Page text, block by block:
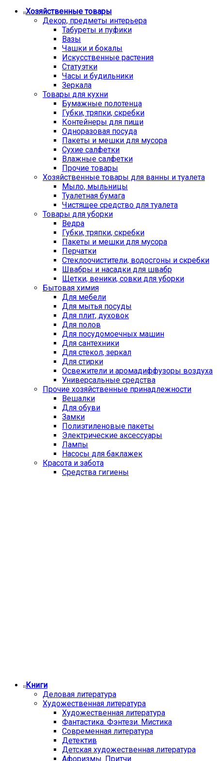
Хозяйственные товары
Декор, предметы интерьера
Табуреты и пуфики
Вазы
Чашки и бокалы
Искусственные растения
Статуэтки
Часы и будильники
Зеркала
Товары для кухни
Бумажные полотенца
Губки, тряпки, скребки
Контейнеры для пищи
Одноразовая посуда
Пакеты и мешки для мусора
Сухие салфетки
Влажные салфетки
Прочие товары
Хозяйственные товары для ванны и туалета
Мыло, мыльницы
Туалетная бумага
Чистящее средство для туалета
Товары для уборки
Ведра
Губки, тряпки, скребки
Пакеты и мешки для мусора
Перчатки
Стеклоочистители, водосгоны и скребки
Швабры и насадки для швабр
Щетки, веники, совки для уборки
Бытовая химия
Для мебели
Для мытья посуды
Для плит, духовок
Для полов
Для посудомоечных машин
Для сантехники
Для стекол, зеркал
Для стирки
Освежители и аромадиффузоры воздуха
Универсальные средства
Прочие хозяйственные принадлежности
Вешалки
Для обуви
Замки
Полиэтиленовые пакеты
Электрические аксессуары
Лампы
Насосы для баклажек
Красота и забота
Средства гигиены
Книги
Деловая литература
Художественная литература
Художественная литература
Фантастика. Фэнтези. Мистика
Современная литература
Детектив
Детская художественная литература
Афоризмы. Притчи